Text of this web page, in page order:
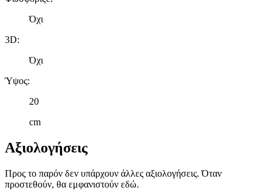
Όχι
3D:
Όχι
Ύψος:
20
cm
Αξιολογήσεις
Προς το παρόν δεν υπάρχουν άλλες αξιολογήσεις. Όταν
προστεθούν, θα εμφανιστούν εδώ.